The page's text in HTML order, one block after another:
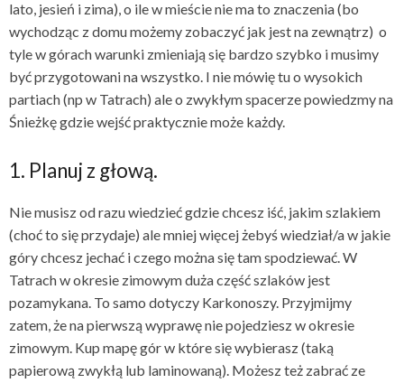
lato, jesień i zima), o ile w mieście nie ma to znaczenia (bo
wychodząc z domu możemy zobaczyć jak jest na zewnątrz) o
tyle w górach warunki zmieniają się bardzo szybko i musimy
być przygotowani na wszystko. I nie mówię tu o wysokich
partiach (np w Tatrach) ale o zwykłym spacerze powiedzmy na
Śnieżkę gdzie wejść praktycznie może każdy.
1. Planuj z głową.
Nie musisz od razu wiedzieć gdzie chcesz iść, jakim szlakiem
(choć to się przydaje) ale mniej więcej żebyś wiedział/a w jakie
góry chcesz jechać i czego można się tam spodziewać. W
Tatrach w okresie zimowym duża część szlaków jest
pozamykana. To samo dotyczy Karkonoszy. Przyjmijmy
zatem, że na pierwszą wyprawę nie pojedziesz w okresie
zimowym. Kup mapę gór w które się wybierasz (taką
papierową zwykłą lub laminowaną). Możesz też zabrać ze